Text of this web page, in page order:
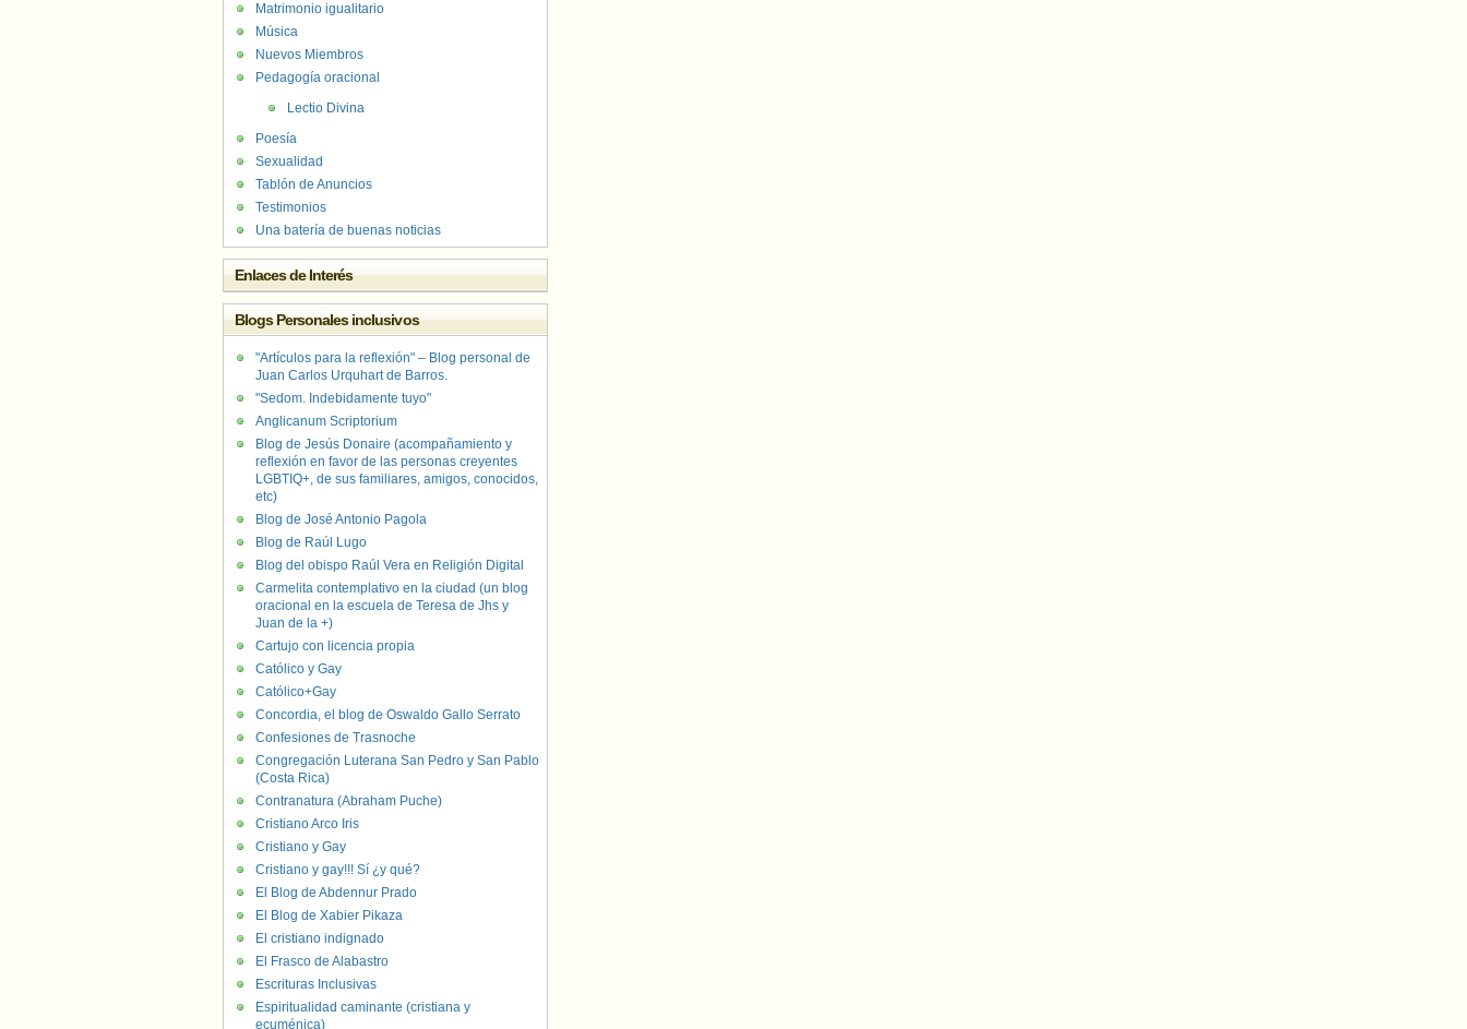
Matrimonio igualitario
Música
Nuevos Miembros
Pedagogía oracional
Lectio Divina
Poesía
Sexualidad
Tablón de Anuncios
Testimonios
Una batería de buenas noticias
Enlaces de Interés
Blogs Personales inclusivos
"Artículos para la reflexión" – Blog personal de
Juan Carlos Urquhart de Barros.
"Sedom. Indebidamente tuyo"
Anglicanum Scriptorium
Blog de Jesús Donaire (acompañamiento y
reflexión en favor de las personas creyentes
LGBTIQ+, de sus familiares, amigos, conocidos,
etc)
Blog de José Antonio Pagola
Blog de Raúl Lugo
Blog del obispo Raúl Vera en Religión Digital
Carmelita contemplativo en la ciudad (un blog
oracional en la escuela de Teresa de Jhs y
Juan de la +)
Cartujo con licencia propia
Católico y Gay
Católico+Gay
Concordia, el blog de Oswaldo Gallo Serrato
Confesiones de Trasnoche
Congregación Luterana San Pedro y San Pablo
(Costa Rica)
Contranatura (Abraham Puche)
Cristiano Arco Iris
Cristiano y Gay
Cristiano y gay!!! Sí ¿y qué?
El Blog de Abdennur Prado
El Blog de Xabier Pikaza
El cristiano indignado
El Frasco de Alabastro
Escrituras Inclusivas
Espiritualidad caminante (cristiana y
ecuménica)